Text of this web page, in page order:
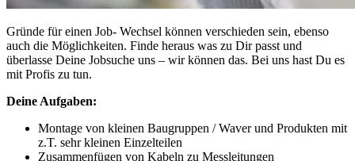
Gründe für einen Job- Wechsel können verschieden sein, ebenso
auch die Möglichkeiten. Finde heraus was zu Dir passt und
überlasse Deine Jobsuche uns – wir können das. Bei uns hast Du es
mit Profis zu tun.
Deine Aufgaben:
Montage von kleinen Baugruppen / Waver und Produkten mit
z.T. sehr kleinen Einzelteilen
Zusammenfügen von Kabeln zu Messleitungen